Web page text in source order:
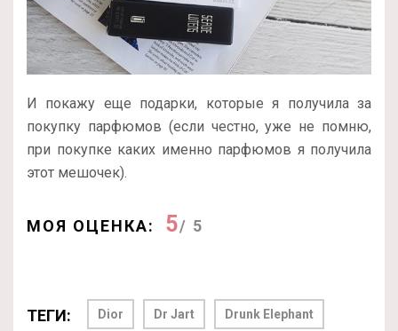
И покажу еще подарки, которые я получила за
покупку парфюмов (если честно, уже не помню,
при покупке каких именно парфюмов я получила
этот мешочек).
МОЯ ОЦЕНКА: 5/ 5
ТЕГИ: Dior Dr Jart Drunk Elephant